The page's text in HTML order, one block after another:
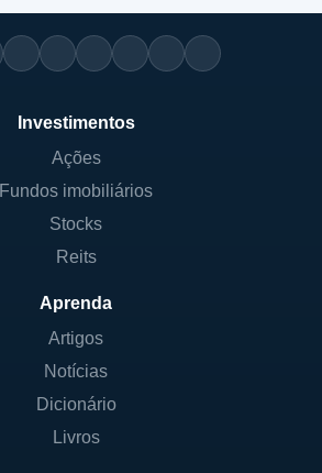
Investimentos
Ações
Fundos imobiliários
Stocks
Reits
Aprenda
Artigos
Notícias
Dicionário
Livros